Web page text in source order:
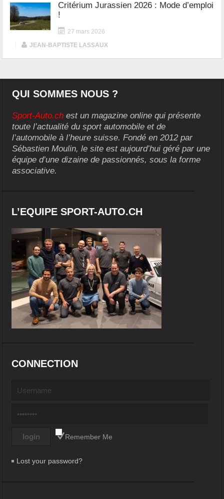
Critérium Jurassien 2026 : Mode d’emploi
!
27 mars 2026
JEAN-BAPTISTE LASSAUX
QUI SOMMES NOUS ?
Sport-Auto.ch est un magazine online qui présente
toute l’actualité du sport automobile et de
l’automobile à l’heure suisse. Fondé en 2012 par
Sébastien Moulin, le site est aujourd’hui géré par une
équipe d’une dizaine de passionnés, sous la forme
associative.
L’EQUIPE SPORT-AUTO.CH
CONNECTION
Remember Me
Lost your password?